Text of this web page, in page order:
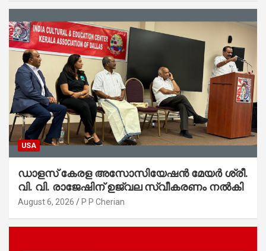
USA
ഡാളസ് കേരള അസോസിയേഷൻ മേയർ ശ്രീ.
വി. വി. രാജേഷിന് ഉജ്വല സ്വീകരണം നൽകി
August 6, 2026 P P Cherian